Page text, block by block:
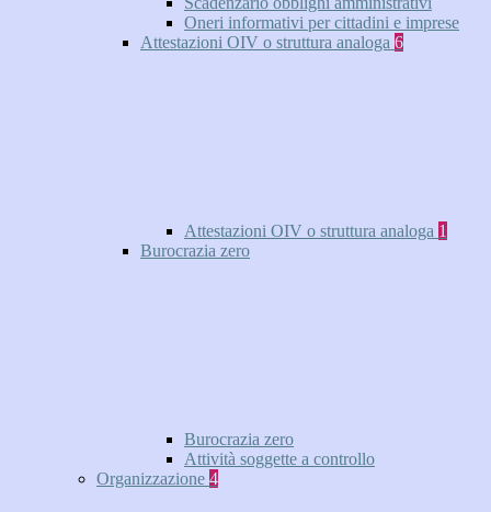
Oneri informativi per cittadini e imprese
Attestazioni OIV o struttura analoga 6
Attestazioni OIV o struttura analoga 1
Burocrazia zero
Burocrazia zero
Attività soggette a controllo
Organizzazione 4